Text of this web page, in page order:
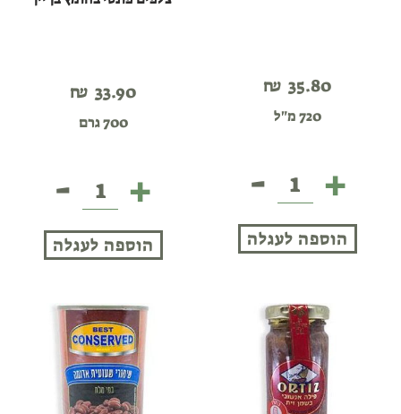
₪ 35.80
720 מ"ל
+
צלפים
בחומץ-
הוספה לעגלה
₪ 33.90
700 גרם
+
צלפים
פונטי
בן
יין
-
הוספה לעגלה